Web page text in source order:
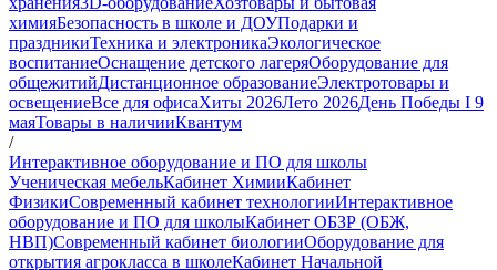
химияБезопасность в школе и ДОУПодарки и
праздникиТехника и электроникаЭкологическое
воспитаниеОснащение детского лагеряОборудование для
общежитийДистанционное образованиеЭлектротовары и
освещениеВсе для офисаХиты 2026Лето 2026День Победы I 9
маяТовары в наличииКвантум
/
Интерактивное оборудование и ПО для школы
Ученическая мебельКабинет ХимииКабинет
ФизикиСовременный кабинет технологииИнтерактивное
оборудование и ПО для школыКабинет ОБЗР (ОБЖ,
НВП)Современный кабинет биологииОборудование для
открытия агрокласса в школеКабинет Начальной